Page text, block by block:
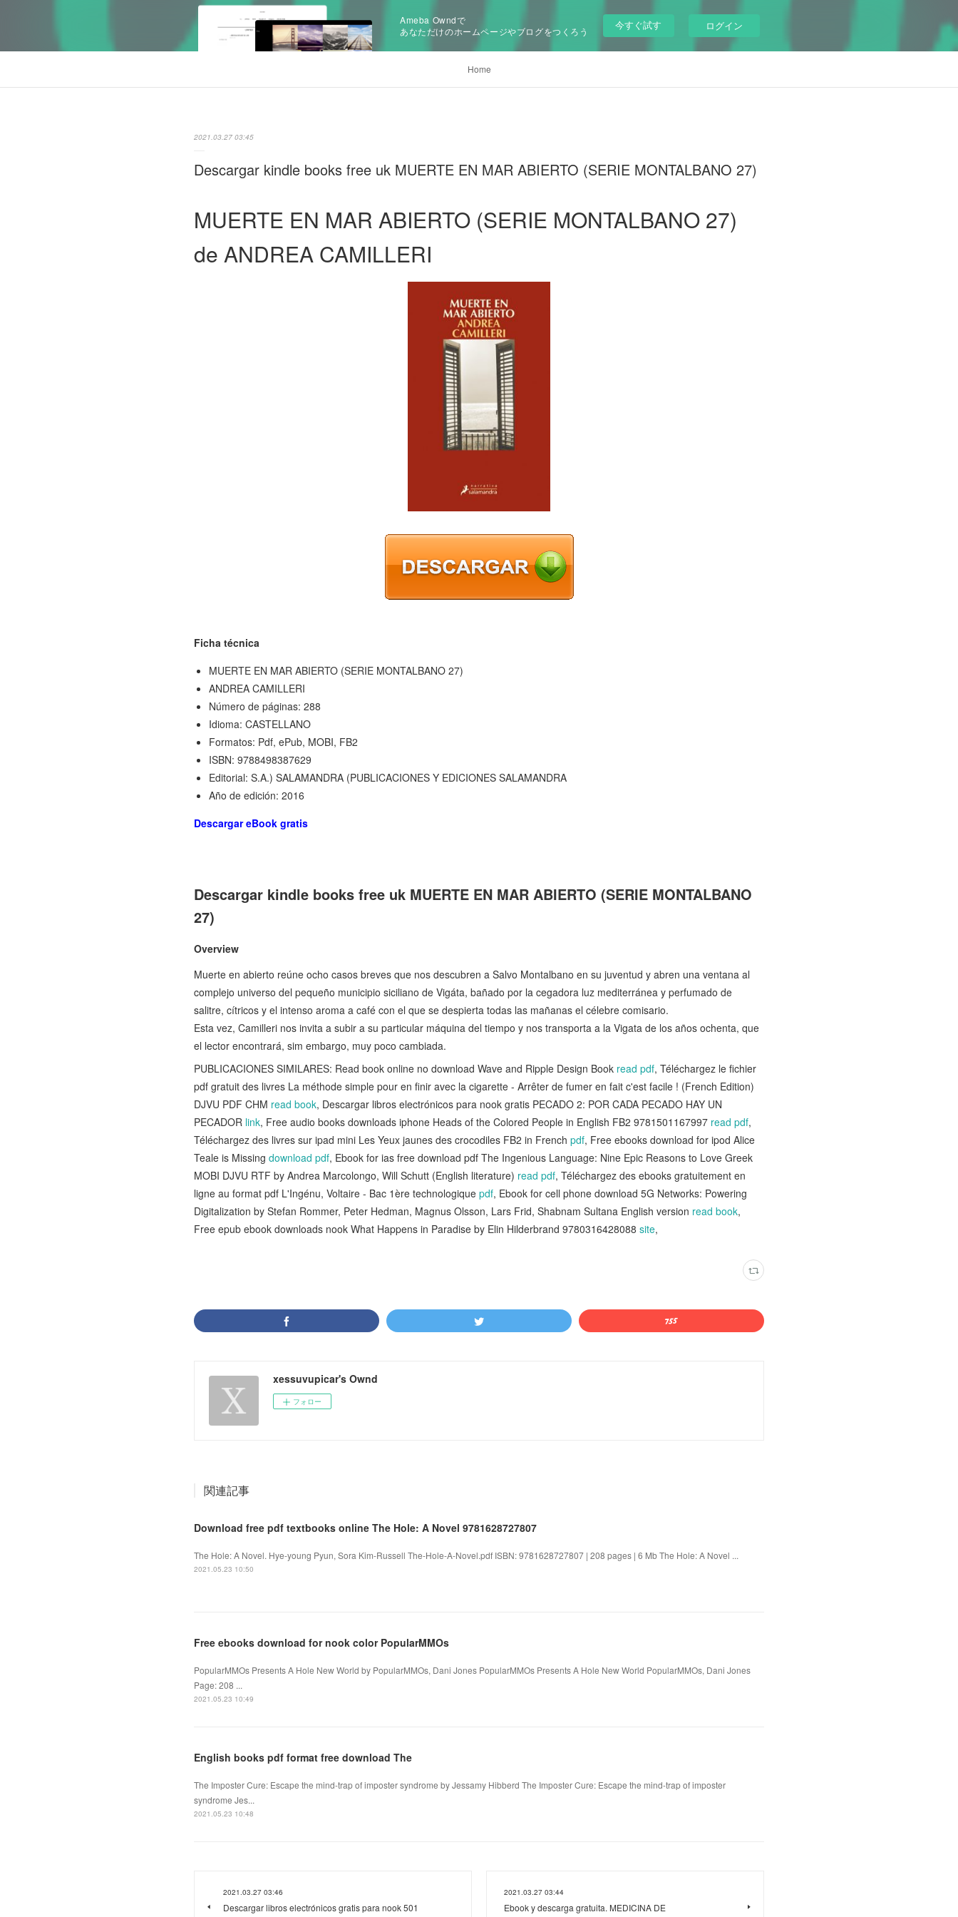
Ameba Owndで
あなただけのホームページやブログをつくろう
今すぐ試す ログイン
Home
2021.03.27 03:45
Descargar kindle books free uk MUERTE EN MAR ABIERTO (SERIE MONTALBANO 27)
MUERTE EN MAR ABIERTO (SERIE MONTALBANO 27)
de ANDREA CAMILLERI
Ficha técnica
MUERTE EN MAR ABIERTO (SERIE MONTALBANO 27)
ANDREA CAMILLERI
Número de páginas: 288
Idioma: CASTELLANO
Formatos: Pdf, ePub, MOBI, FB2
ISBN: 9788498387629
Editorial: S.A.) SALAMANDRA (PUBLICACIONES Y EDICIONES SALAMANDRA
Año de edición: 2016
Descargar eBook gratis
Descargar kindle books free uk MUERTE EN MAR ABIERTO (SERIE MONTALBANO
27)
Overview
Muerte en abierto reúne ocho casos breves que nos descubren a Salvo Montalbano en su juventud y abren una ventana al
complejo universo del pequeño municipio siciliano de Vigáta, bañado por la cegadora luz mediterránea y perfumado de
salitre, cítricos y el intenso aroma a café con el que se despierta todas las mañanas el célebre comisario.
Esta vez, Camilleri nos invita a subir a su particular máquina del tiempo y nos transporta a la Vigata de los años ochenta, que
el lector encontrará, sim embargo, muy poco cambiada.
PUBLICACIONES SIMILARES: Read book online no download Wave and Ripple Design Book read pdf, Téléchargez le fichier
pdf gratuit des livres La méthode simple pour en finir avec la cigarette - Arrêter de fumer en fait c'est facile ! (French Edition)
DJVU PDF CHM read book, Descargar libros electrónicos para nook gratis PECADO 2: POR CADA PECADO HAY UN
PECADOR link, Free audio books downloads iphone Heads of the Colored People in English FB2 9781501167997 read pdf,
Téléchargez des livres sur ipad mini Les Yeux jaunes des crocodiles FB2 in French pdf, Free ebooks download for ipod Alice
Teale is Missing download pdf, Ebook for ias free download pdf The Ingenious Language: Nine Epic Reasons to Love Greek
MOBI DJVU RTF by Andrea Marcolongo, Will Schutt (English literature) read pdf, Téléchargez des ebooks gratuitement en
ligne au format pdf L'Ingénu, Voltaire - Bac 1ère technologique pdf, Ebook for cell phone download 5G Networks: Powering
Digitalization by Stefan Rommer, Peter Hedman, Magnus Olsson, Lars Frid, Shabnam Sultana English version read book,
Free epub ebook downloads nook What Happens in Paradise by Elin Hilderbrand 9780316428088 site,
xessuvupicar's Ownd
フォロー
関連記事
Download free pdf textbooks online The Hole: A Novel 9781628727807
The Hole: A Novel. Hye-young Pyun, Sora Kim-Russell The-Hole-A-Novel.pdf ISBN: 9781628727807 | 208 pages | 6 Mb The Hole: A Novel ...
2021.05.23 10:50
Free ebooks download for nook color PopularMMOs
PopularMMOs Presents A Hole New World by PopularMMOs, Dani Jones PopularMMOs Presents A Hole New World PopularMMOs, Dani Jones
Page: 208 ...
2021.05.23 10:49
English books pdf format free download The
The Imposter Cure: Escape the mind-trap of imposter syndrome by Jessamy Hibberd The Imposter Cure: Escape the mind-trap of imposter
syndrome Jes...
2021.05.23 10:48
2021.03.27 03:46
Descargar libros electrónicos gratis para nook 501
2021.03.27 03:44
Ebook y descarga gratuita. MEDICINA DE